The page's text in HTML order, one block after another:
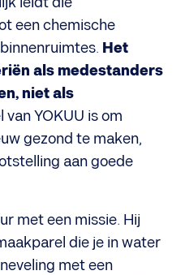
een chemische
Het
als medestanders
niet als
van YOKUU is om
gezond te maken,
aan goede
met een missie. Hij
die je in water
met een